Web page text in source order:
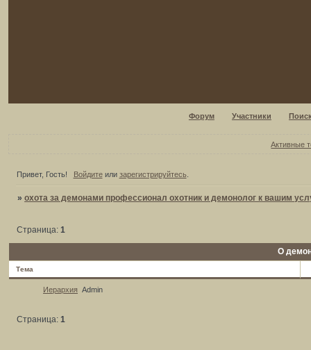
Форум Участники
Активные
Привет, Гость! Войдитеили зарегистрируйтесь.
»охота за демонами профессионал охотник и демонолог к вашим
О
Страница:1
Тема
Иерархия Admin
Страница: 1